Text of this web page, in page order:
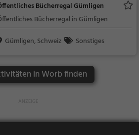
Bücherregal Gümligen
Bücherregal in Gümligen
Gümligen, Schweiz
Sonstiges
in Worb finden